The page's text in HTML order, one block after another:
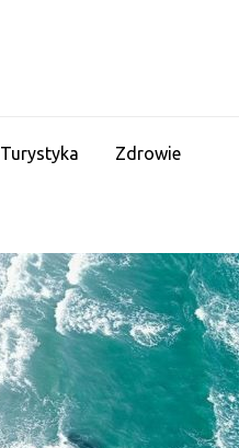
Turystyka Zdrowie